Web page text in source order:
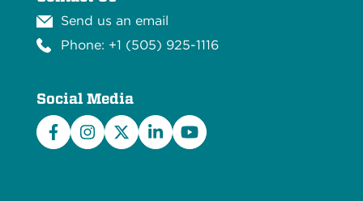
Send us an email
Phone: +1 (505) 925-1116
Social Media
FacebookInstagramX/TwitterLinkedInYouTube